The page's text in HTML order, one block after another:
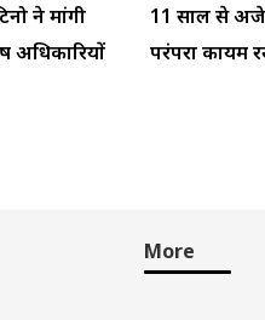
ने मांगी
अधिकारियों
11 साल से
परंपरा कायम
More